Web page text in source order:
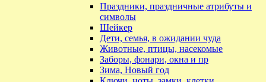
Праздники, праздничные атрибуты и
символы
Шейкер
Дети, семья, в ожидании чуда
Животные, птицы, насекомые
Заборы, фонари, окна и пр
Зима, Новый год